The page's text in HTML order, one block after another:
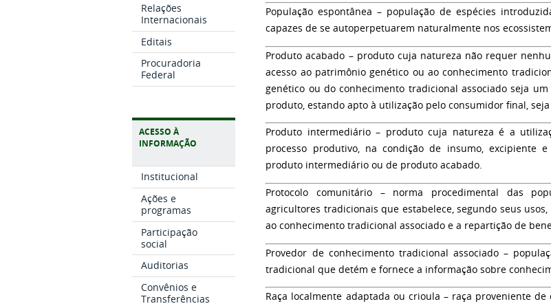
Relações
Internacionais
Editais
Procuradoria
Federal
ACESSO À
INFORMAÇÃO
Institucional
Ações e
programas
Participação
social
Auditorias
Convênios e
Transferências
População espontânea – população de espécies
capazes de se autoperpetuarem naturalmente nos
Produto acabado – produto cuja natureza não requer
acesso ao patrimônio genético ou ao conhecimento
genético ou do conhecimento tradicional associado seja
produto, estando apto à utilização pelo consumidor final,
Produto intermediário– produto cuja natureza é a
processo produtivo, na condição de insumo, excipiente
produto intermediário ou de produto acabado.
Protocolo comunitário – norma procedimental das
agricultores tradicionais que estabelece, segundo seus
ao conhecimento tradicional associado e a repartição de
Provedor de conhecimento tradicional associado–
tradicional que detém e fornece a informação sobre
Raça localmente adaptada ou crioula – raça proveniente